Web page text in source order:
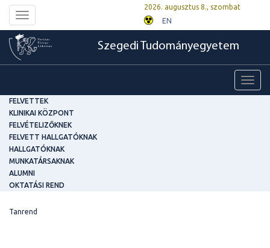
Toggle
navigation
2026. augusztus 8., szombat
EN
Szegedi Tudományegyetem
FELVETTEK
KLINIKAI KÖZPONT
FELVÉTELIZŐKNEK
FELVETT HALLGATÓKNAK
HALLGATÓKNAK
MUNKATÁRSAKNAK
ALUMNI
OKTATÁSI REND
Tanrend